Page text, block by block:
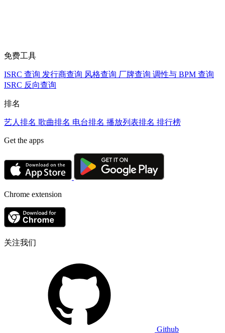
免费工具
ISRC 查询 发行商查询 风格查询 厂牌查询 调性与 BPM 查询
ISRC 反向查询
排名
艺人排名 歌曲排名 电台排名 播放列表排名 排行榜
Get the apps
Chrome extension
关注我们
Github